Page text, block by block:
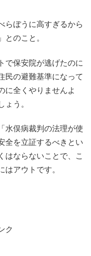
らぼうに高すぎるから
とのこと。
で保安院が逃げたのに
民の避難基準になって
に全くやりませんよ
ょう。
水俣病裁判の法理が使
全を立証するべきとい
はならないことで、こ
はアウトです。
ク